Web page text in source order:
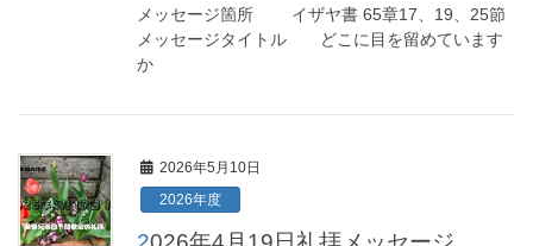
メッセージ箇所 イザヤ書 65章17、19、25節
メッセージタイトル どこに目を留めています
か
2026年5月10日
2026年度